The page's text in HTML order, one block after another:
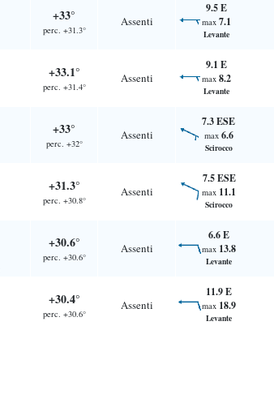
+33°
perc. +31.3°
Assenti
9.5 E
max 7.1
Levante
+33.1°
perc. +31.4°
Assenti
9.1 E
max 8.2
Levante
+33°
perc. +32°
Assenti
7.3 ESE
max 6.6
Scirocco
+31.3°
perc. +30.8°
Assenti
7.5 ESE
max 11.1
Scirocco
+30.6°
perc. +30.6°
Assenti
6.6 E
max 13.8
Levante
+30.4°
perc. +30.6°
Assenti
11.9 E
max 18.9
Levante